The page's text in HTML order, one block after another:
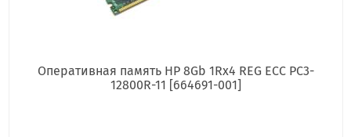
Оперативная память HP 8Gb 1Rx4 REG ECC PC3-
12800R-11 [664691-001]